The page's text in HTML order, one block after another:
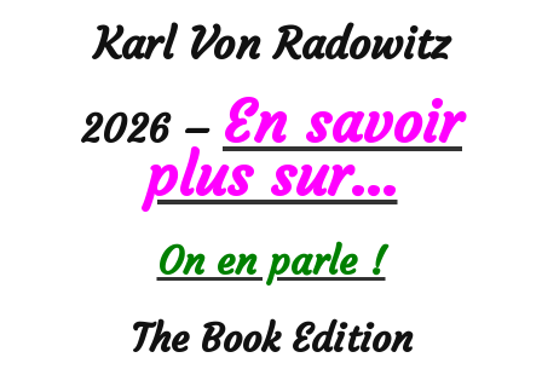
Karl Von Radowitz
2026 – En savoir
plus sur…
On en parle !
The Book Edition